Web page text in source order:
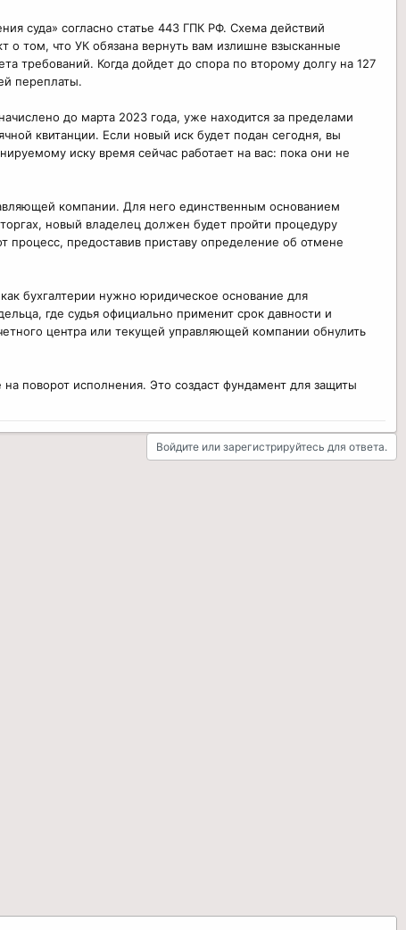
прекратить исполнительное производство, даже если СП не
суда» согласно статье 443 ГПК РФ. Схема действий
о том, что УК обязана вернуть вам излишне взысканные
требований. Когда дойдет до спора по второму долгу на 127
переплаты.
до марта 2023 года, уже находится за пределами
квитанции. Если новый иск будет подан сегодня, вы
иску время сейчас работает на вас: пока они не
компании. Для него единственным основанием
новый владелец должен будет пройти процедуру
процесс, предоставив приставу определение об отмене
бухгалтерии нужно юридическое основание для
где судья официально применит срок давности и
центра или текущей управляющей компании обнулить
поворот исполнения. Это создаст фундамент для защиты
Войдите или зарегистрируйтесь для ответа.